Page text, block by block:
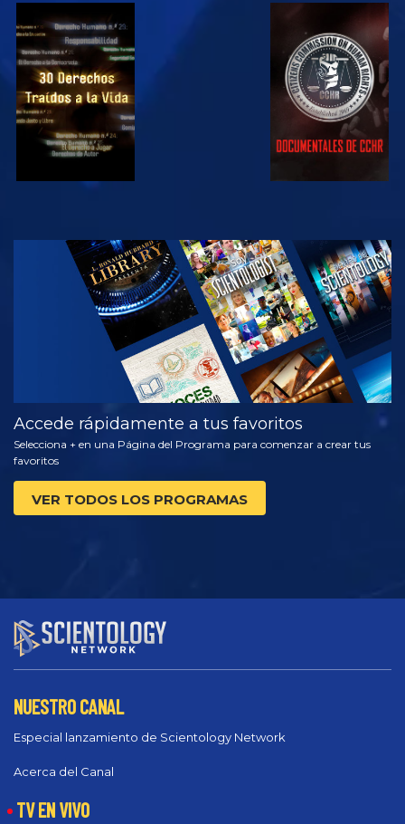
VE VE
VE
EXPLORA LAS
SERIES
Accede rápidamente a tus favoritos
Selecciona + en una Página del Programa para comenzar a crear tus
favoritos
VER TODOS LOS PROGRAMAS
NUESTRO CANAL
Especial lanzamiento de Scientology Network
Acerca del Canal
TV EN VIVO